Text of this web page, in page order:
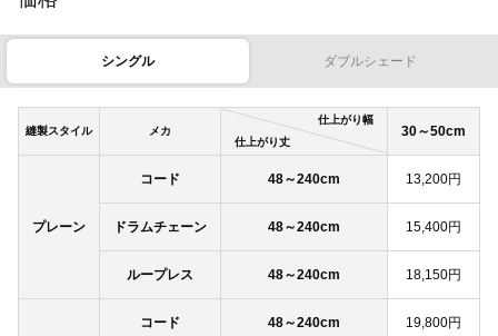
シングル ダブルシェード
縫製スタイル メカ
仕上がり幅
仕上がり丈
30～50cm
プレーン
コード 48～240cm 13,200円
ドラムチェーン 48～240cm 15,400円
ループレス 48～240cm 18,150円
コード 48～240cm 19,800円